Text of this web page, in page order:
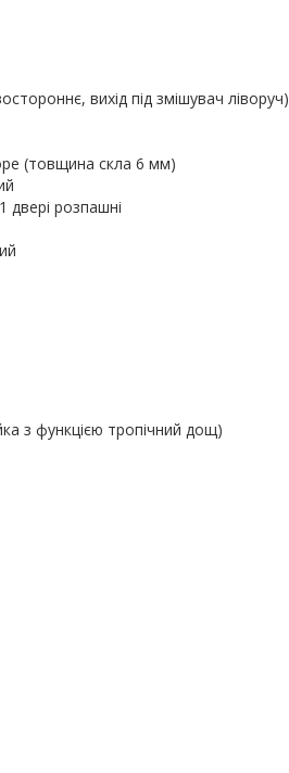
вихід під змішувач ліворуч)
(товщина скла 6 мм)
двері розпашні
з функцією тропічний дощ)